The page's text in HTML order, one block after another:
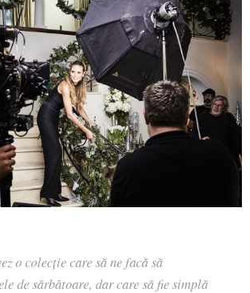
o colecție care să ne facă să
de sărbătoare, dar care să fie simplă